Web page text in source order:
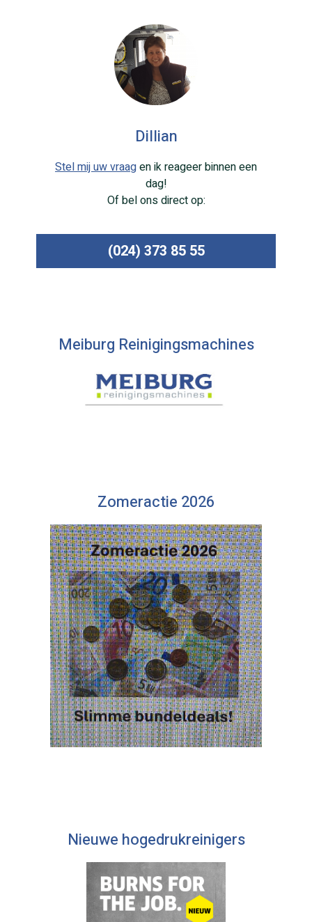
Dillian
Stel mij uw vraagen ik reageer binnen een
dag!
Of bel ons direct op:
(024) 373 85 55
Meiburg Reinigingsmachines
Zomeractie 2026
Nieuwe hogedrukreinigers